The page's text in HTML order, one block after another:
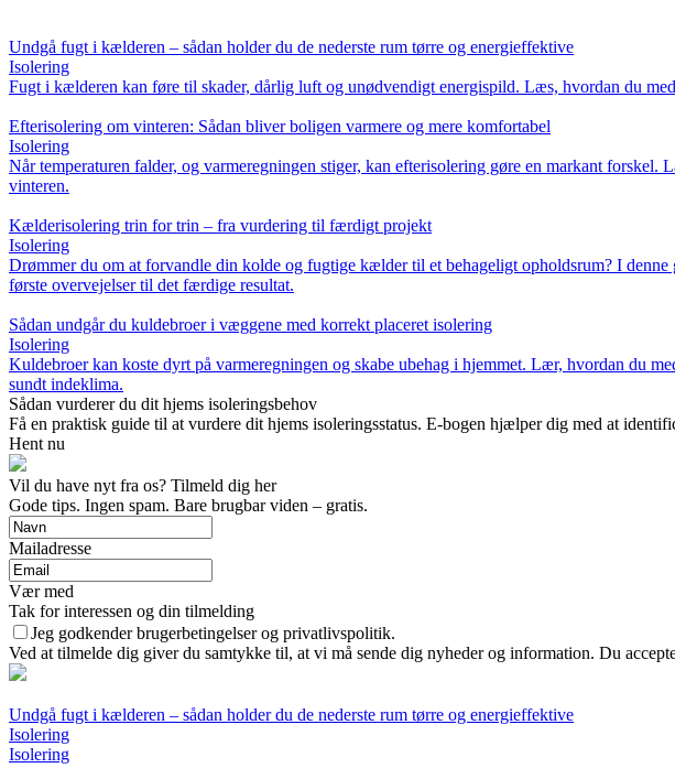
Undgå fugt i kælderen – sådan holder du de nederste rum tørre og energieffektive
Isolering
Fugt i kælderen kan føre til skader, dårlig luft og unødvendigt energispild. Læs, hvordan du
Efterisolering om vinteren: Sådan bliver boligen varmere og mere komfortabel
Isolering
Når temperaturen falder, og varmeregningen stiger, kan efterisolering gøre en markant
vinteren.
Kælderisolering trin for trin – fra vurdering til færdigt projekt
Isolering
Drømmer du om at forvandle din kolde og fugtige kælder til et behageligt opholdsrum? I
første overvejelser til det færdige resultat.
Sådan undgår du kuldebroer i væggene med korrekt placeret isolering
Isolering
Kuldebroer kan koste dyrt på varmeregningen og skabe ubehag i hjemmet. Lær, hvordan du
sundt indeklima.
Sådan vurderer du dit hjems isoleringsbehov
Få en praktisk guide til at vurdere dit hjems isoleringsstatus. E-bogen hjælper dig med at
Hent nu
Vil du have nyt fra os? Tilmeld dig her
Gode tips. Ingen spam. Bare brugbar viden – gratis.
Mailadresse
Vær med
Tak for interessen og din tilmelding
Jeg godkender brugerbetingelser og privatlivspolitik.
Ved at tilmelde dig giver du samtykke til, at vi må sende dig nyheder og information. Du
Undgå fugt i kælderen – sådan holder du de nederste rum tørre og energieffektive
Isolering
Isolering